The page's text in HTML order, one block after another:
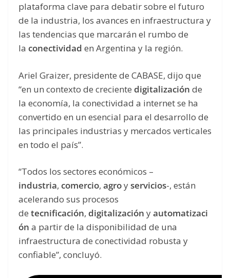
plataforma clave para debatir sobre el futuro
de la industria, los avances en infraestructura y
las tendencias que marcarán el rumbo de
la conectividad en Argentina y la región.
Ariel Graizer, presidente de CABASE, dijo que
“en un contexto de creciente digitalización de
la economía, la conectividad a internet se ha
convertido en un esencial para el desarrollo de
las principales industrias y mercados verticales
en todo el país”.
“Todos los sectores económicos –
industria, comercio, agroyservicios-, están
acelerando sus procesos
de tecnificación, digitalización yautomatizaci
ón a partir de la disponibilidad de una
infraestructura de conectividad robusta y
confiable”, concluyó.